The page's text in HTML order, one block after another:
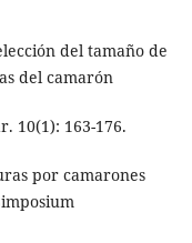
del tamaño de
del camarón
10(1): 163-176.
por camarones